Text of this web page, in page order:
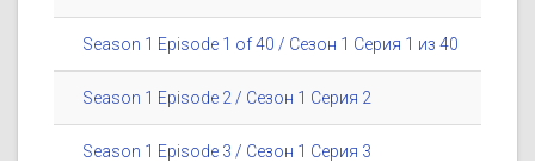
Season 1 Episode 1 of 40 / Сезон 1 Серия 1 из 40
Season 1 Episode 2 / Сезон 1 Серия 2
Season 1 Episode 3 / Сезон 1 Серия 3